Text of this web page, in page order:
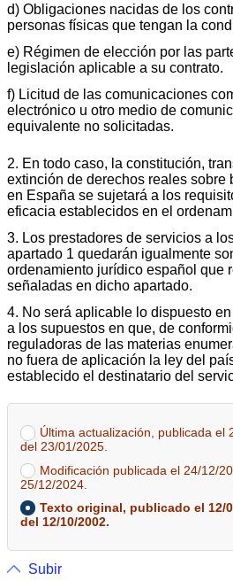
d) Obligaciones nacidas de los
personas físicas que tengan la
e) Régimen de elección por las
legislación aplicable a su contrato.
f) Licitud de las comunicaciones
electrónico u otro medio de
equivalente no solicitadas.
2. En todo caso, la constitución,
extinción de derechos reales sobre
en España se sujetará a los
eficacia establecidos en el
3. Los prestadores de servicios a
apartado 1 quedarán igualmente
ordenamiento jurídico español que
señaladas en dicho apartado.
4. No será aplicable lo dispuesto
a los supuestos en que, de
reguladoras de las materias
no fuera de aplicación la ley del
establecido el destinatario del
Última actualización, publicada el
del 23/01/2025.
Modificación publicada el 24/12/
25/12/2024.
Texto original, publicado el 12/
del 12/10/2002.
Subir